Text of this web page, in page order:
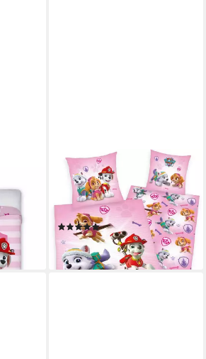
cm
bei dir
PAW PATROL
Kinderbettwäsche Paw Patrol,
Renforcé, 2 teilig, mit tollem
Motiv
(23)
ab 34,65 €
lieferbar - in 3-4 Werktagen bei dir